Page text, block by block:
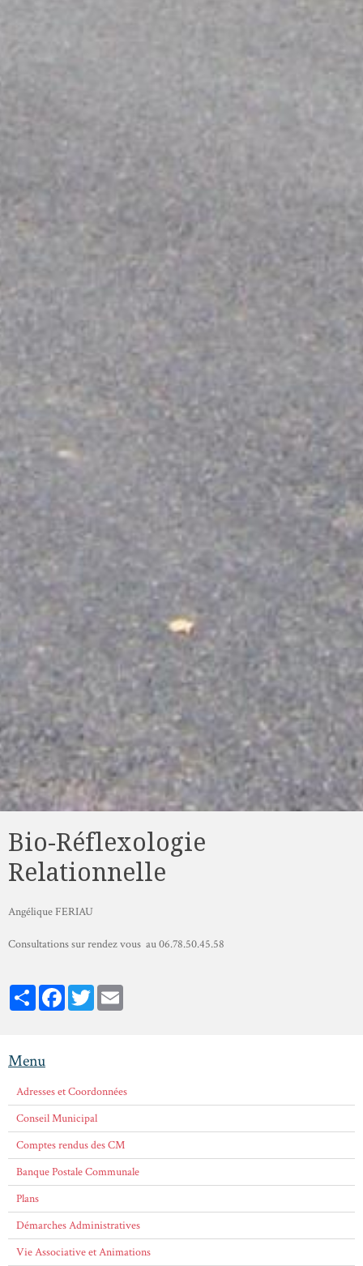
Bio-Réflexologie
Relationnelle
Angélique FERIAU
Consultations sur rendez vous au 06.78.50.45.58
PartagerFacebookTwitter
Menu
Adresses et Coordonnées
Conseil Municipal
Comptes rendus des CM
Banque Postale Communale
Plans
Démarches Administratives
Vie Associative et Animations